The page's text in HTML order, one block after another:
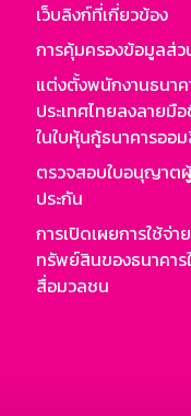
เว็บลิงก์ที่เกี่ยวข้อง
การคุ้มครองข้อมูลส่
แต่งตั้งพนักงานธนาค
ประเทศไทยลงลายมื
ในใบหุ้นกู้ธนาคารออ
ตรวจสอบใบอนุญาต
ประกัน
การเปิดเผยการใช้จ่า
ทรัพย์สินของธนาคาร
สื่อมวลชน